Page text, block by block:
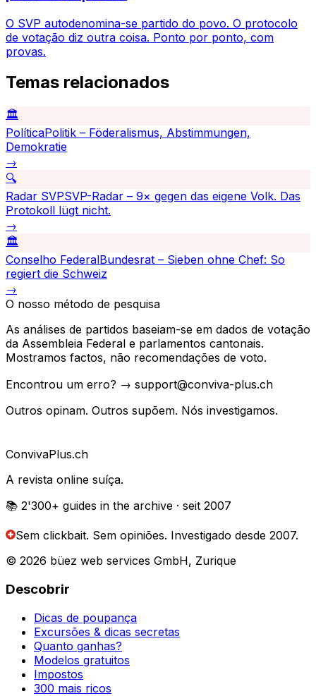
O SVP autodenomina-se partido do povo. O protocolo
de votação diz outra coisa. Ponto por ponto, com
provas.
Temas relacionados
🏛️
PolíticaPolitik – Föderalismus, Abstimmungen,
Demokratie
→
🔍
Radar SVPSVP-Radar – 9× gegen das eigene Volk. Das
Protokoll lügt nicht.
→
🏛️
Conselho FederalBundesrat – Sieben ohne Chef: So
regiert die Schweiz
→
O nosso método de pesquisa
As análises de partidos baseiam-se em dados de votação
da Assembleia Federal e parlamentos cantonais.
Mostramos factos, não recomendações de voto.
Encontrou um erro? → support@conviva-plus.ch
Outros opinam. Outros supõem. Nós investigamos.
ConvivaPlus.ch
A revista online suíça.
📚 2'300+ guides in the archive · seit 2007
Sem clickbait. Sem opiniões. Investigado desde 2007.
© 2026 büez web services GmbH, Zurique
Descobrir
Dicas de poupança
Excursões & dicas secretas
Quanto ganhas?
Modelos gratuitos
Impostos
300 mais ricos